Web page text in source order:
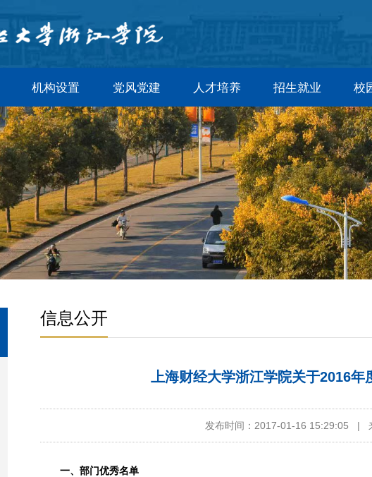
机构设置 党风党建 人才培养 招生就业 校
信息公开
上海财经大学浙江学院关于2016
发布时间：2017-01-16 15:29:05 |
一、 部门优秀名单